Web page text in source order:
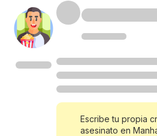
Escribe tu propia
asesinato en